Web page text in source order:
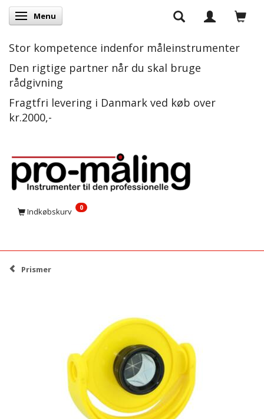
Skifte navigation
Menu
Stor kompetence indenfor måleinstrumenter
Den rigtige partner når du skal bruge
rådgivning
Fragtfri levering i Danmark ved køb over
kr.2000,-
Indkøbskurv 0
Prismer